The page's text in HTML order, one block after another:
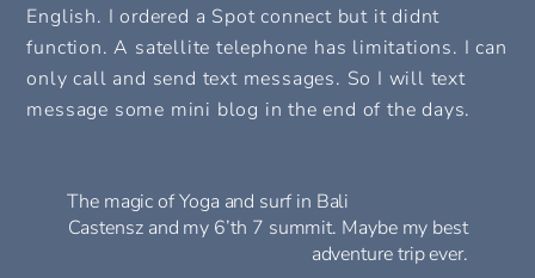
English. I ordered a Spot connect but it didnt
function. A satellite telephone has limitations. I can
only call and send text messages. So I will text
message some mini blog in the end of the days.
The magic of Yoga and surf in Bali
Castensz and my 6’th 7 summit. Maybe my best
adventure trip ever.